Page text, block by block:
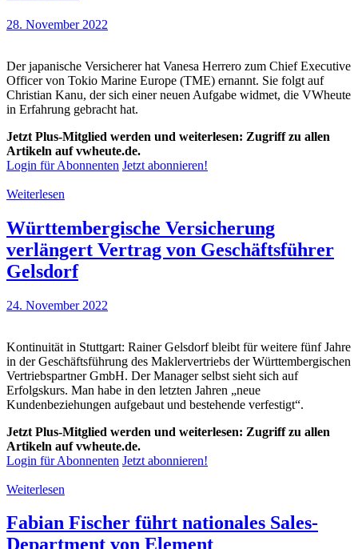
28. November 2022
Der japanische Versicherer hat Vanesa Herrero zum Chief Executive
Officer von Tokio Marine Europe (TME) ernannt. Sie folgt auf
Christian Kanu, der sich einer neuen Aufgabe widmet, die VWheute
in Erfahrung gebracht hat.
Jetzt Plus-Mitglied werden und weiterlesen: Zugriff zu allen
Artikeln auf vwheute.de.
Login für Abonnenten Jetzt abonnieren!
Weiterlesen
Württembergische Versicherung
verlängert Vertrag von Geschäftsführer
Gelsdorf
24. November 2022
Kontinuität in Stuttgart: Rainer Gelsdorf bleibt für weitere fünf Jahre
in der Geschäftsführung des Maklervertriebs der Württembergischen
Vertriebspartner GmbH. Der Manager selbst sieht sich auf
Erfolgskurs. Man habe in den letzten Jahren „neue
Kundenbeziehungen aufgebaut und bestehende verfestigt“.
Jetzt Plus-Mitglied werden und weiterlesen: Zugriff zu allen
Artikeln auf vwheute.de.
Login für Abonnenten Jetzt abonnieren!
Weiterlesen
Fabian Fischer führt nationales Sales-
Department von Element